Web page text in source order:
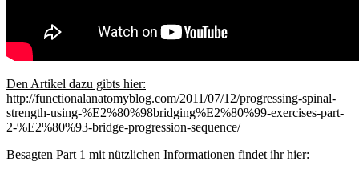
Den Artikel dazu gibts hier:
http://functionalanatomyblog.com/2011/07/12/progressing-spinal-
strength-using-%E2%80%98bridging%E2%80%99-exercises-part-
2-%E2%80%93-bridge-progression-sequence/
Besagten Part 1 mit nützlichen Informationen findet ihr hier: